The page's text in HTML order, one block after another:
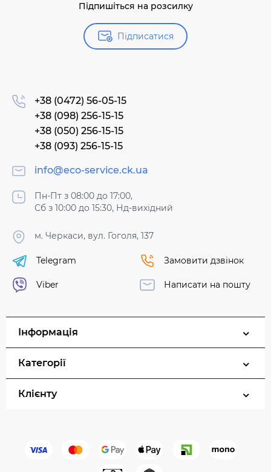
Підпишіться на розсилку
Підписатися
+38 (0472) 56-05-15
+38 (098) 256-15-15
+38 (050) 256-15-15
+38 (093) 256-15-15
info@eco-service.ck.ua
Пн-Пт з 08:00 до 17:00,
Сб з 10:00 до 15:30, Нд-вихідний
м. Черкаси, вул. Гоголя, 137
Telegram
Viber
Замовити дзвінок
Написати на пошту
Інформація
Категорії
Клієнту